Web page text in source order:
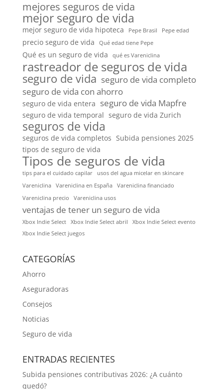
mejores seguros de vida
mejor seguro de vida
mejor seguro de vida hipoteca Pepe Brasil Pepe edad
precio seguro de vida Qué edad tiene Pepe
Qué es un seguro de vida qué es Vareniclina
rastreador de seguros de vida
seguro de vida seguro de vida completo
seguro de vida con ahorro
seguro de vida entera seguro de vida Mapfre
seguro de vida temporal seguro de vida Zurich
seguros de vida
seguros de vida completos Subida pensiones 2025
tipos de seguro de vida
Tipos de seguros de vida
tips para el cuidado capilar
usos del agua micelar en skincare
Vareniclina
Vareniclina en España
Vareniclina financiado
Vareniclina precio
Vareniclina usos
ventajas de tener un seguro de vida
Xbox Indie Select Xbox Indie Select abril
Xbox Indie Select evento
Xbox Indie Select juegos
CATEGORÍAS
Ahorro
Aseguradoras
Consejos
Noticias
Seguro de vida
ENTRADAS RECIENTES
Subida pensiones contributivas 2026: ¿A cuánto
quedó?